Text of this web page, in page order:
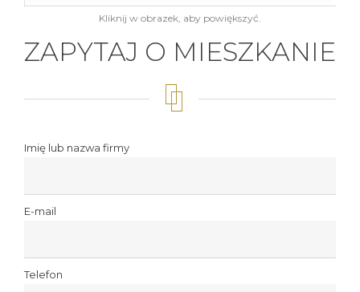
Kliknij w obrazek, aby powiększyć.
ZAPYTAJ O MIESZKANIE
Imię lub nazwa firmy
E-mail
Telefon